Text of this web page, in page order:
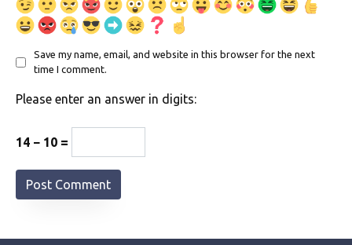
Save my name, email, and website in this browser for the next
time I comment.
Please enter an answer in digits:
14 − 10 =